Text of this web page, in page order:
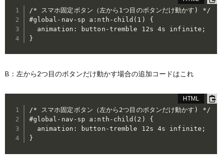
/* スマホ固定ボタン（左から1つ目のボタンだけ動かす) */
#global-nav-sp a:nth-child(1) {
  animation: button-tremble 12s 4s infinite;
B：左から2つ目のボタンだけ動かす場合の追加コードはこれ
/* スマホ固定ボタン（左から2つ目のボタンだけ動かす) */
#global-nav-sp a:nth-child(2) {
  animation: button-tremble 12s 4s infinite;
}